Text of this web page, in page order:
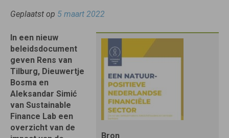
Geplaatst op 5 maart 2022
Bron
In een nieuw
beleidsdocument
geven Rens van
Tilburg, Dieuwertje
Bosma en
Aleksandar Simić
van Sustainable
Finance Lab een
overzicht van de